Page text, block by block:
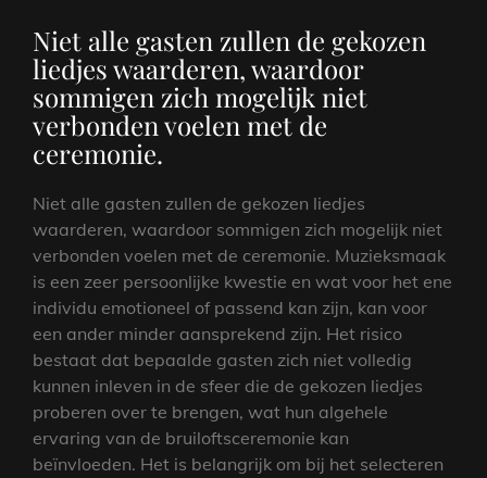
Niet alle gasten zullen de gekozen
liedjes waarderen, waardoor
sommigen zich mogelijk niet
verbonden voelen met de
ceremonie.
Niet alle gasten zullen de gekozen liedjes
waarderen, waardoor sommigen zich mogelijk niet
verbonden voelen met de ceremonie. Muzieksmaak
is een zeer persoonlijke kwestie en wat voor het ene
individu emotioneel of passend kan zijn, kan voor
een ander minder aansprekend zijn. Het risico
bestaat dat bepaalde gasten zich niet volledig
kunnen inleven in de sfeer die de gekozen liedjes
proberen over te brengen, wat hun algehele
ervaring van de bruiloftsceremonie kan
beïnvloeden. Het is belangrijk om bij het selecteren